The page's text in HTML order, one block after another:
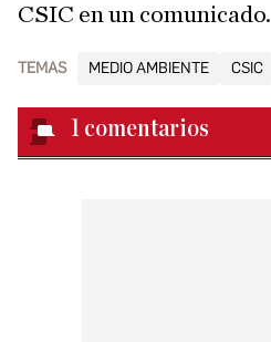
CSIC en un comunicado.
TEMAS MEDIO AMBIENTE CSIC
1 comentarios